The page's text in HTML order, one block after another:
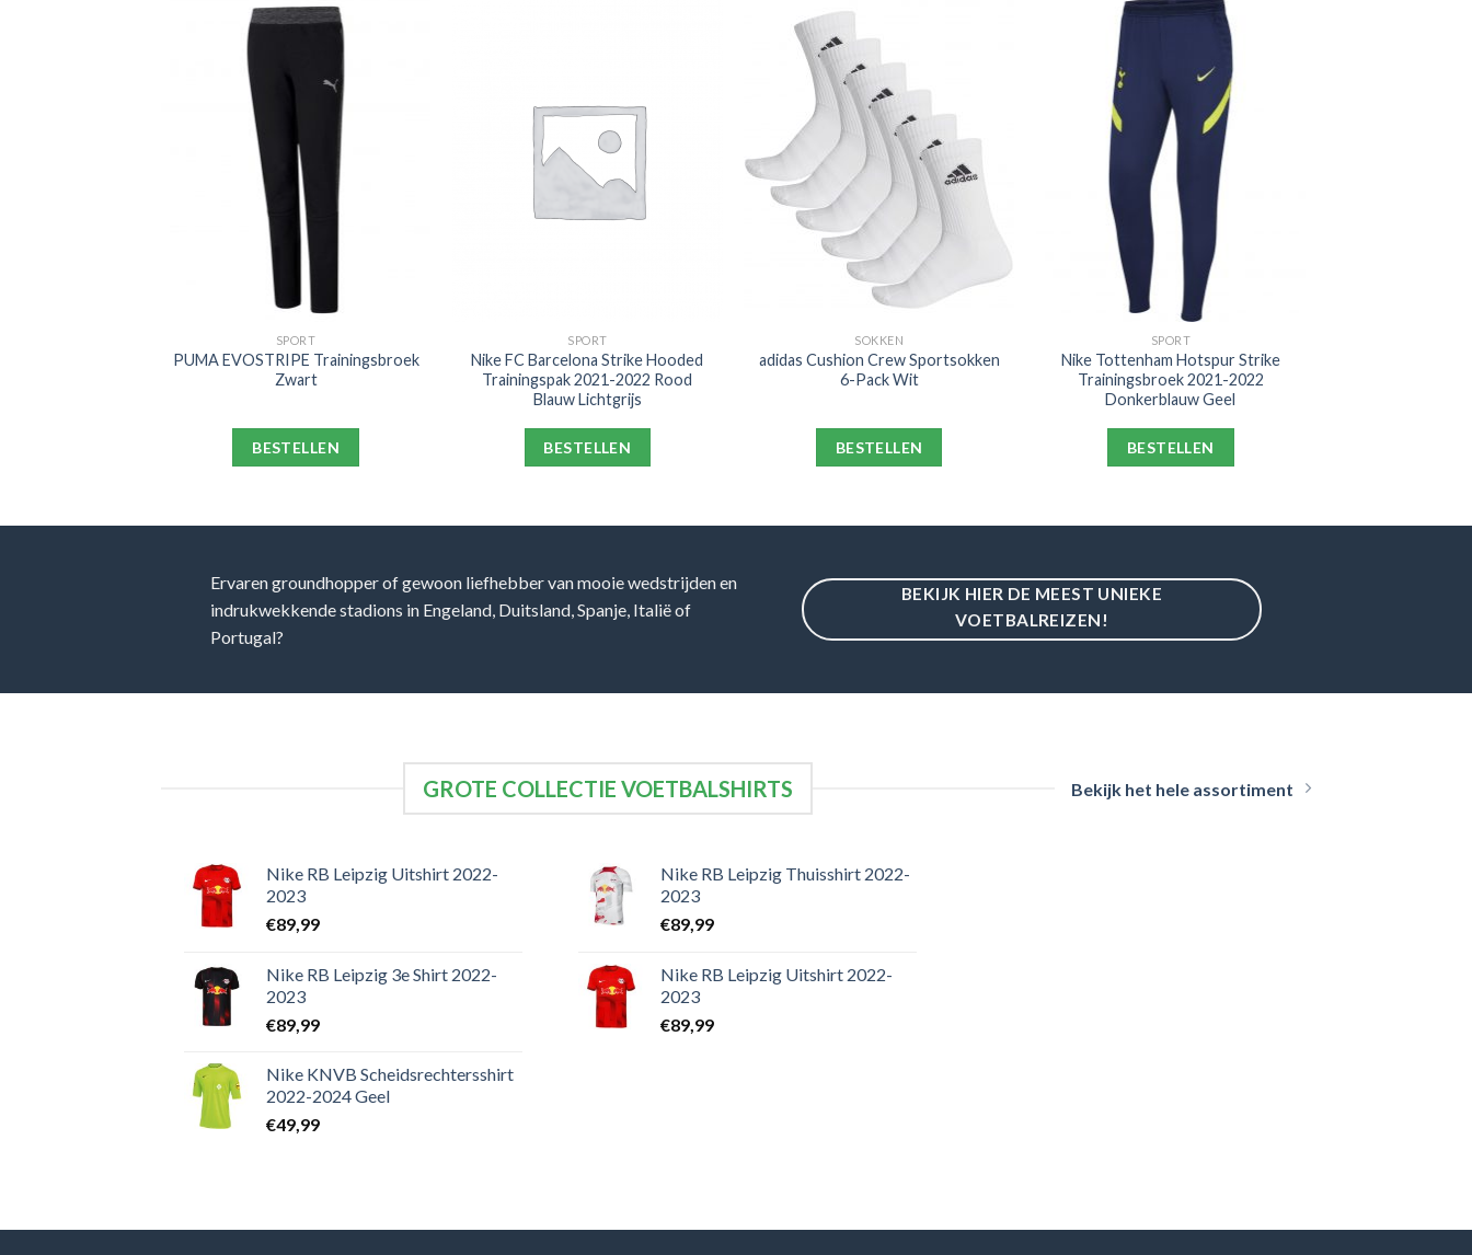
SPORT
PUMA EVOSTRIPE Trainingsbroek
Zwart
BESTELLEN
SPORT
Nike FC Barcelona Strike Hooded
Trainingspak 2021-2022 Rood
Blauw Lichtgrijs
BESTELLEN
SOKKEN
adidas Cushion Crew Sportsokken
6-Pack Wit
BESTELLEN
SPORT
Nike Tottenham Hotspur Strike
Trainingsbroek 2021-2022
Donkerblauw Geel
BESTELLEN
Ervaren groundhopper of gewoon liefhebber van mooie wedstrijden en
indrukwekkende stadions in Engeland, Duitsland, Spanje, Italië of
Portugal?
BEKIJK HIER DE MEEST UNIEKE
VOETBALREIZEN!
GROTE COLLECTIE VOETBALSHIRTS Bekijk het hele assortiment
Nike RB Leipzig Uitshirt 2022-
2023
€89,99
Nike RB Leipzig 3e Shirt 2022-
2023
€89,99
Nike KNVB Scheidsrechtersshirt
2022-2024 Geel
€49,99
Nike RB Leipzig Thuisshirt 2022-
2023
€89,99
Nike RB Leipzig Uitshirt 2022-
2023
€89,99